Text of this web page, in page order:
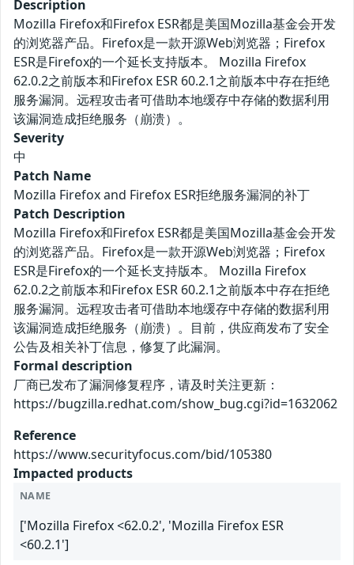
Description
Mozilla Firefox和Firefox ESR都是美国Mozilla基金会开发
的浏览器产品。Firefox是一款开源Web浏览器；Firefox
ESR是Firefox的一个延长支持版本。 Mozilla Firefox
62.0.2之前版本和Firefox ESR 60.2.1之前版本中存在拒绝
服务漏洞。远程攻击者可借助本地缓存中存储的数据利用
该漏洞造成拒绝服务（崩溃）。
Severity
中
Patch Name
Mozilla Firefox and Firefox ESR拒绝服务漏洞的补丁
Patch Description
Mozilla Firefox和Firefox ESR都是美国Mozilla基金会开发
的浏览器产品。Firefox是一款开源Web浏览器；Firefox
ESR是Firefox的一个延长支持版本。 Mozilla Firefox
62.0.2之前版本和Firefox ESR 60.2.1之前版本中存在拒绝
服务漏洞。远程攻击者可借助本地缓存中存储的数据利用
该漏洞造成拒绝服务（崩溃）。目前，供应商发布了安全
公告及相关补丁信息，修复了此漏洞。
Formal description
厂商已发布了漏洞修复程序，请及时关注更新：
https://bugzilla.redhat.com/show_bug.cgi?id=1632062
Reference
https://www.securityfocus.com/bid/105380
Impacted products
NAME
['Mozilla Firefox <62.0.2', 'Mozilla Firefox ESR
<60.2.1']